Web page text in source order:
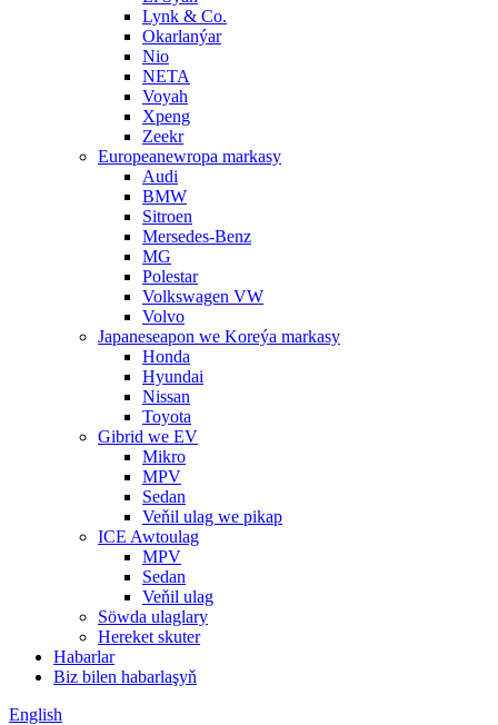
Lynk & Co.
Okarlanýar
Nio
NETA
Voyah
Xpeng
Zeekr
Europeanewropa markasy
Audi
BMW
Sitroen
Mersedes-Benz
MG
Polestar
Volkswagen VW
Volvo
Japaneseapon we Koreýa markasy
Honda
Hyundai
Nissan
Toyota
Gibrid we EV
Mikro
MPV
Sedan
Veňil ulag we pikap
ICE Awtoulag
MPV
Sedan
Veňil ulag
Söwda ulaglary
Hereket skuter
Habarlar
Biz bilen habarlaşyň
English